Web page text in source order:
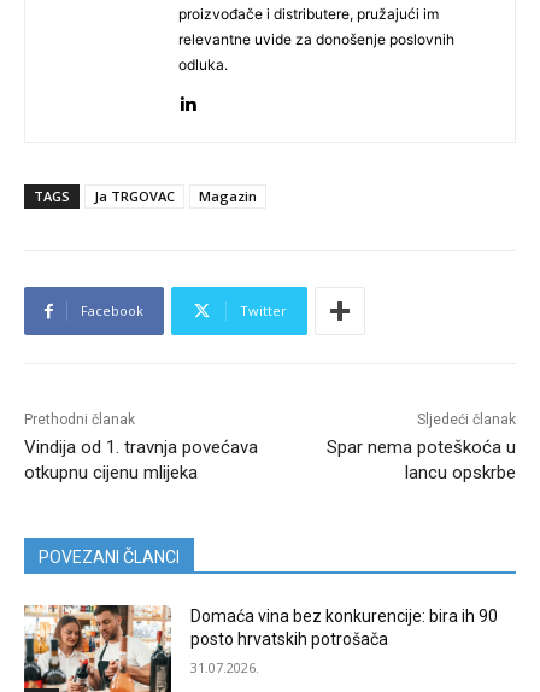
proizvođače i distributere, pružajući im
relevantne uvide za donošenje poslovnih
odluka.
TAGS Ja TRGOVAC Magazin
Facebook Twitter
Prethodni članak
Vindija od 1. travnja povećava
otkupnu cijenu mlijeka
Sljedeći članak
Spar nema poteškoća u
lancu opskrbe
POVEZANI ČLANCI
Domaća vina bez konkurencije: bira ih 90
posto hrvatskih potrošača
31.07.2026.